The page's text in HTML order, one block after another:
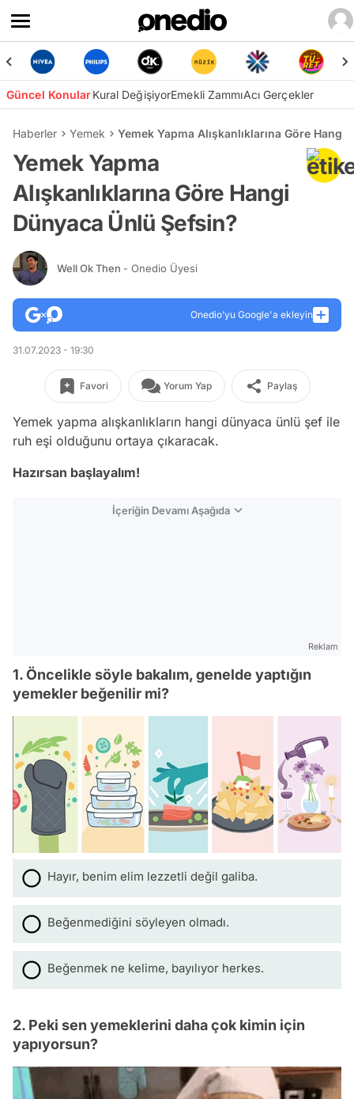
Güncel KonularKural DeğişiyorEmekli ZammıAcı Gerçekler
Haberler Yemek Yemek Yapma Alışkanlıklarına Göre
Yemek Yapma
Alışkanlıklarına Göre Hangi
Dünyaca Ünlü Şefsin?
Well Ok Then - Onedio Üyesi
Onedio’yu Google'a ekleyin
31.07.2023 - 19:30
Favori Yorum Yap Paylaş
Yemek yapma alışkanlıkların hangi dünyaca ünlü şef ile
ruh eşi olduğunu ortaya çıkaracak.
Hazırsan başlayalım!
İçeriğin Devamı Aşağıda
Reklam
1. Öncelikle söyle bakalım, genelde yaptığın
yemekler beğenilir mi?
Hayır, benim elim lezzetli değil galiba.
Beğenmediğini söyleyen olmadı.
Beğenmek ne kelime, bayılıyor herkes.
2. Peki sen yemeklerini daha çok kimin için
yapıyorsun?